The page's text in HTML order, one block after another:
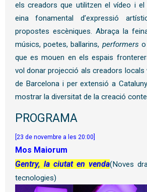
els creadors que utilitzen el vídeo i
eina fonamental d’expressió
propostes escèniques. Abraça la
músics, poetes, ballarins, performers
que es mouen en els espais
vol donar projecció als creadors
de Barcelona i per extensió a
mostrar la diversitat de la creació
PROGRAMA
[23 de novembre a les 20:00]
Mos Maiorum
Gentry, la ciutat en venda(Noves
tecnologies)